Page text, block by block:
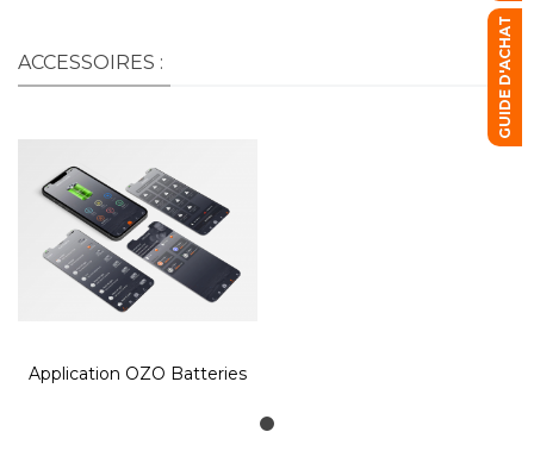
ACCESSOIRES :
Application OZO Batteries
GUIDE D'ACHAT